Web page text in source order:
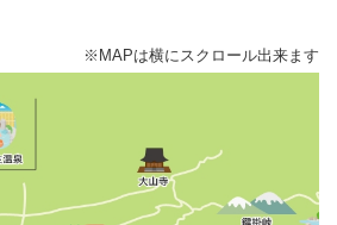
※MAPは横にスクロール出来ます